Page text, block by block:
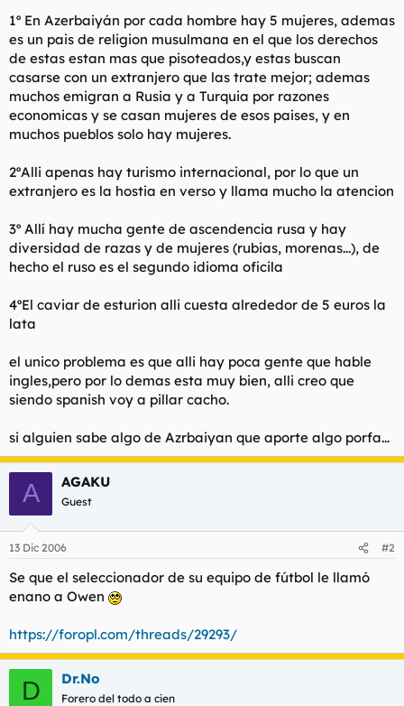
1º En Azerbaiyán por cada hombre hay 5 mujeres, ademas
es un pais de religion musulmana en el que los derechos
de estas estan mas que pisoteados,y estas buscan
casarse con un extranjero que las trate mejor; ademas
muchos emigran a Rusia y a Turquia por razones
economicas y se casan mujeres de esos paises, y en
muchos pueblos solo hay mujeres.
2ºAlli apenas hay turismo internacional, por lo que un
extranjero es la hostia en verso y llama mucho la atencion
3º Allí hay mucha gente de ascendencia rusa y hay
diversidad de razas y de mujeres (rubias, morenas...), de
hecho el ruso es el segundo idioma oficila
4ºEl caviar de esturion alli cuesta alrededor de 5 euros la
lata
el unico problema es que alli hay poca gente que hable
ingles,pero por lo demas esta muy bien, alli creo que
siendo spanish voy a pillar cacho.
si alguien sabe algo de Azrbaiyan que aporte algo porfa...
A AGAKU
Guest
13 Dic 2006 #2
Se que el seleccionador de su equipo de fútbol le llamó
enano a Owen
https://foropl.com/threads/29293/
D Dr.No
Forero del todo a cien